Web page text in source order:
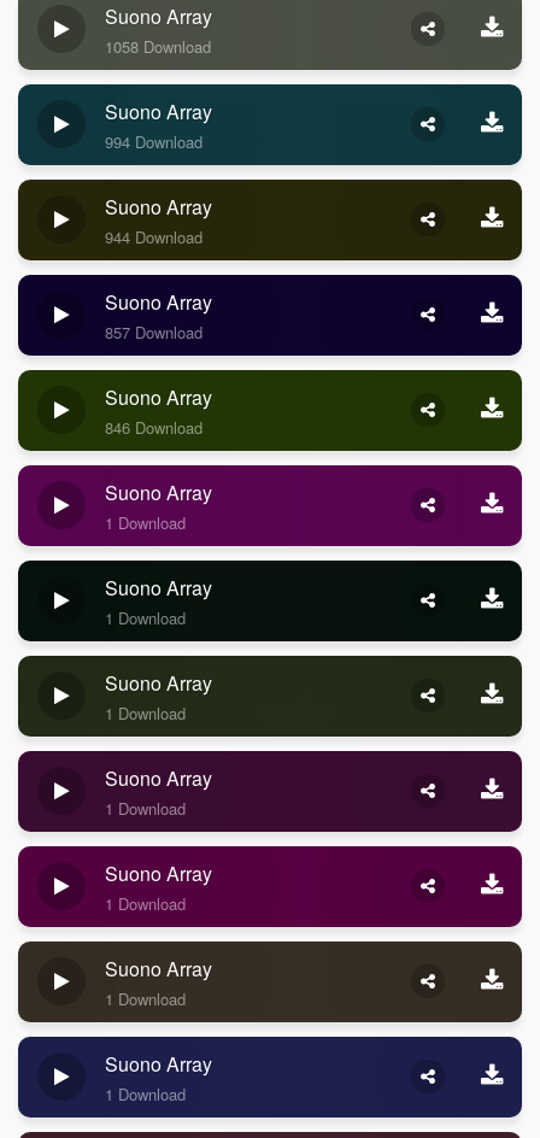
Suono Array
1058 Download
Suono Array
994 Download
Suono Array
944 Download
Suono Array
857 Download
Suono Array
846 Download
Suono Array
1 Download
Suono Array
1 Download
Suono Array
1 Download
Suono Array
1 Download
Suono Array
1 Download
Suono Array
1 Download
Suono Array
1 Download